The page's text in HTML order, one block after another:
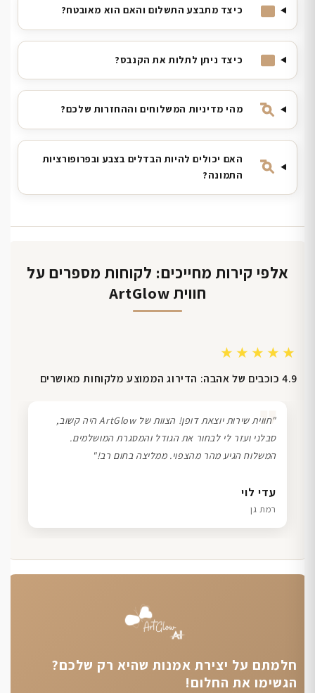
כיצד מתבצע התשלום והאם הוא מאובטח?
כיצד ניתן לתלות את הקנבס?
מהי מדיניות המשלוחים וההחזרות שלכם?
האם יכולים להיות הבדלים בצבע ובפרופורציות
התמונה?
אלפי קירות מחייכים: לקוחות מספרים על
חווית ArtGlow
★★★★★
4.9 כוכבים של אהבה: הדירוג הממוצע מלקוחות מאושרים
שרון כהן
תל אביב
❞
"חווית שירות יוצאת דופן! הצוות של ArtGlow היה קשוב,
סבלני ועזר לי לבחור את הגודל והמסגרת המושלמים.
המשלוח הגיע מהר מהצפוי. ממליצה בחום רב!"
עדי לוי
רמת גן
דנה גל
חיפה
ליאת ויוסי מ.
הוד השרון
חלמתם על יצירת אמנות שהיא רק שלכם?
הגשימו את החלום!